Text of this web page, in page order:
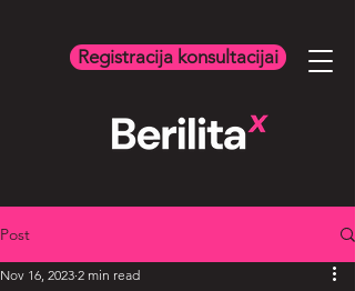
Registracija konsultacijai
Post
Nov 16, 2023 2 min read